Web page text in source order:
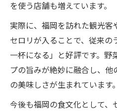
を使う店舗も増えています。
実際に、福岡を訪れた観光
セロリが入ることで、従来の
一杯になる」と好評です。野
プの旨みが絶妙に融合し、
の美味しさが生まれています。
今後も福岡の食文化として、